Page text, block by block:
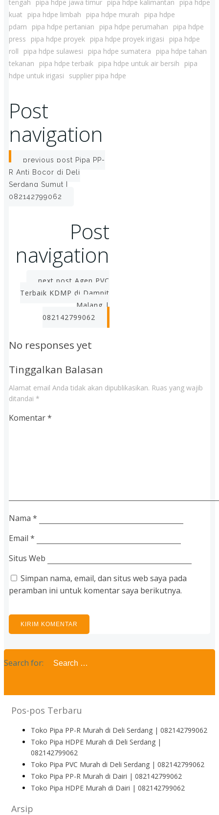
tengah
pipa hdpe jawa timur pipa hdpe kalimantan
pipa hdpe
kuat
pipa hdpe limbah pipa hdpe murah
pipa hdpe
pdam
pipa hdpe pertanian pipa hdpe perumahan
pipa hdpe
press
pipa hdpe proyek pipa hdpe proyek irigasi
pipa hdpe
roll
pipa hdpe sulawesi pipa hdpe sumatera
pipa hdpe tahan
tekanan
pipa hdpe terbaik pipa hdpe untuk air bersih
pipa
hdpe untuk irigasi
supplier pipa hdpe
Post
navigation
previous post Pipa PP-
R Anti Bocor di Deli
Serdang Sumut |
082142799062
Post
navigation
next post Agen PVC
Terbaik KDMP di Dampit
Malang |
082142799062
No responses yet
Tinggalkan Balasan
Alamat email Anda tidak akan dipublikasikan. Ruas yang wajib
ditandai *
Komentar*
Nama *
Email *
Situs Web
Simpan nama, email, dan situs web saya pada
peramban ini untuk komentar saya berikutnya.
Search for:
Pos-pos Terbaru
Toko Pipa PP-R Murah di Deli Serdang | 082142799062
Toko Pipa HDPE Murah di Deli Serdang |
082142799062
Toko Pipa PVC Murah di Deli Serdang | 082142799062
Toko Pipa PP-R Murah di Dairi | 082142799062
Toko Pipa HDPE Murah di Dairi | 082142799062
Arsip